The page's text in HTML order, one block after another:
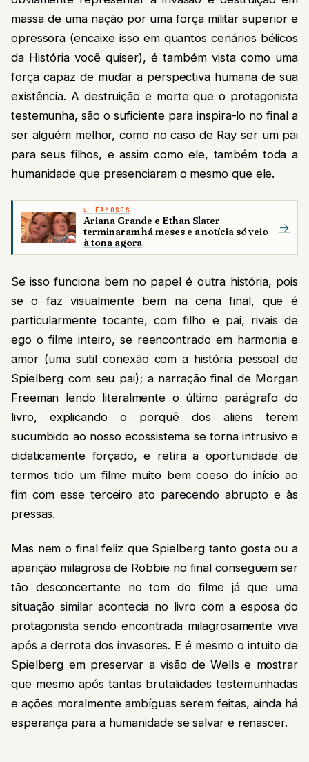
massa de uma nação por uma força militar superior e
opressora (encaixe isso em quantos cenários bélicos
da História você quiser), é também vista como uma
força capaz de mudar a perspectiva humana de sua
existência. A destruição e morte que o protagonista
testemunha, são o suficiente para inspira-lo no final a
ser alguém melhor, como no caso de Ray ser um pai
para seus filhos, e assim como ele, também toda a
humanidade que presenciaram o mesmo que ele.
FAMOSOS
Ariana Grande e Ethan Slater
terminaram há meses e a notícia só veio
à tona agora
→
Se isso funciona bem no papel é outra história, pois
se o faz visualmente bem na cena final, que é
particularmente tocante, com filho e pai, rivais de
ego o filme inteiro, se reencontrado em harmonia e
amor (uma sutil conexão com a história pessoal de
Spielberg com seu pai); a narração final de Morgan
Freeman lendo literalmente o último parágrafo do
livro, explicando o porquê dos aliens terem
sucumbido ao nosso ecossistema se torna intrusivo e
didaticamente forçado, e retira a oportunidade de
termos tido um filme muito bem coeso do início ao
fim com esse terceiro ato parecendo abrupto e às
pressas.
Mas nem o final feliz que Spielberg tanto gosta ou a
aparição milagrosa de Robbie no final conseguem ser
tão desconcertante no tom do filme já que uma
situação similar acontecia no livro com a esposa do
protagonista sendo encontrada milagrosamente viva
após a derrota dos invasores. E é mesmo o intuito de
Spielberg em preservar a visão de Wells e mostrar
que mesmo após tantas brutalidades testemunhadas
e ações moralmente ambíguas serem feitas, ainda há
esperança para a humanidade se salvar e renascer.